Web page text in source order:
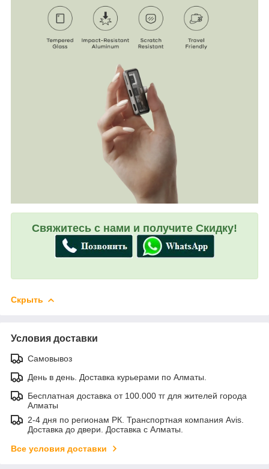
Свяжитесь с нами и получите Скидку!
Скрыть
Условия доставки
Самовывоз
День в день. Доставка курьерами по Алматы.
Бесплатная доставка от 100.000 тг для жителей города
Алматы
2-4 дня по регионам РК. Транспортная компания Avis.
Доставка до двери. Доставка с Алматы.
Все условия доставки